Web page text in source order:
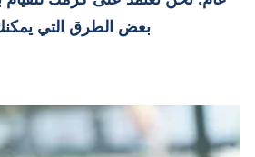
عام. نحن نعتمد على كرمك للقيام
بعض الطرق التي